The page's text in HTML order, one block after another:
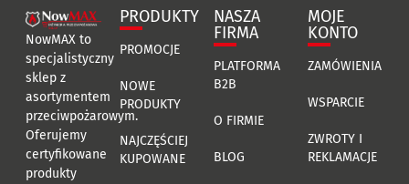
NowMAX to
specjalistyczny
sklep z
asortymentem
przeciwpożarowym.
Oferujemy
certyfikowane
produkty
PRODUKTY
PROMOCJE
NOWE
PRODUKTY
NAJCZĘŚCIEJ
KUPOWANE
NASZA
FIRMA
PLATFORMA
B2B
O FIRMIE
BLOG
MOJE
KONTO
ZAMÓWIENIA
WSPARCIE
ZWROTY I
REKLAMACJE